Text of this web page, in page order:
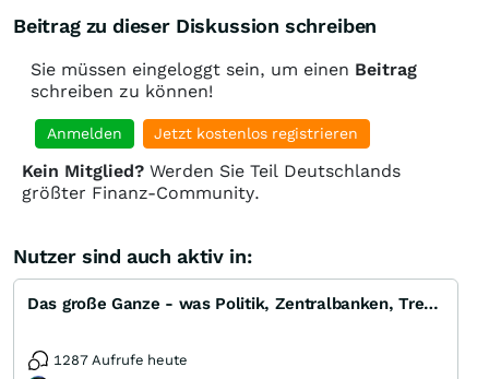
Beitrag zu dieser Diskussion schreiben
Sie müssen eingeloggt sein, um einen Beitrag
schreiben zu können!
Anmelden Jetzt kostenlos registrieren
Kein Mitglied? Werden Sie Teil Deutschlands
größter Finanz-Community.
Nutzer sind auch aktiv in:
Das große Ganze - was Politik, Zentralbanken, Trends, Medien und Gesellschaft mit Aktien, Rohstoffen
1287 Aufrufe heute